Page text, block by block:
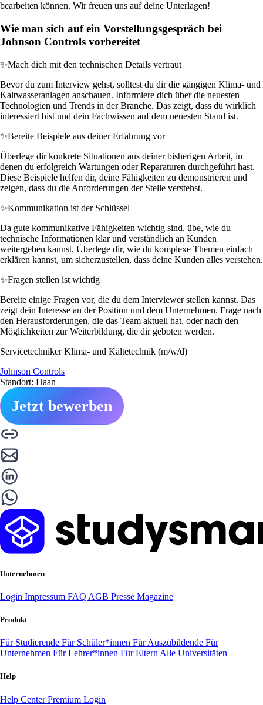
bearbeiten können. Wir freuen uns auf deine Unterlagen!
Wie man sich auf ein Vorstellungsgespräch bei
Johnson Controls vorbereitet
✨Mach dich mit den technischen Details vertraut
Bevor du zum Interview gehst, solltest du dir die gängigen Klima- und
Kaltwasseranlagen anschauen. Informiere dich über die neuesten
Technologien und Trends in der Branche. Das zeigt, dass du wirklich
interessiert bist und dein Fachwissen auf dem neuesten Stand ist.
✨Bereite Beispiele aus deiner Erfahrung vor
Überlege dir konkrete Situationen aus deiner bisherigen Arbeit, in
denen du erfolgreich Wartungen oder Reparaturen durchgeführt hast.
Diese Beispiele helfen dir, deine Fähigkeiten zu demonstrieren und
zeigen, dass du die Anforderungen der Stelle verstehst.
✨Kommunikation ist der Schlüssel
Da gute kommunikative Fähigkeiten wichtig sind, übe, wie du
technische Informationen klar und verständlich an Kunden
weitergeben kannst. Überlege dir, wie du komplexe Themen einfach
erklären kannst, um sicherzustellen, dass deine Kunden alles verstehen.
✨Fragen stellen ist wichtig
Bereite einige Fragen vor, die du dem Interviewer stellen kannst. Das
zeigt dein Interesse an der Position und dem Unternehmen. Frage nach
den Herausforderungen, die das Team aktuell hat, oder nach den
Möglichkeiten zur Weiterbildung, die dir geboten werden.
Servicetechniker Klima- und Kältetechnik (m/w/d)
Johnson Controls
Standort: Haan
Jetzt bewerben
Unternehmen
Login Impressum FAQ AGB Presse Magazine
Produkt
Für Studierende Für Schüler*innen Für Auszubildende Für
Unternehmen Für Lehrer*innen Für Eltern Alle Universitäten
Help
Help CenterPremium Login